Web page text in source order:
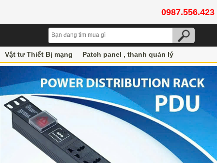
0987.556.423
Vật tư Thiết Bị mạng Patch panel , thanh quản lý